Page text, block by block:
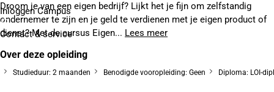
Inloggen Campus
Contact& service
Droom je van een eigen bedrijf? Lijkt het je fijn om zelfstandig
ondernemer te zijn en je geld te verdienen met je eigen product of
dienst? Met de cursus Eigen... Lees meer
Over deze opleiding
Studieduur: 2 maanden Benodigde vooropleiding: Geen Diploma: LOI-